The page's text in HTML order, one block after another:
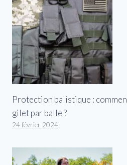
Protection balistique :
gilet par balle ?
24 février 2024